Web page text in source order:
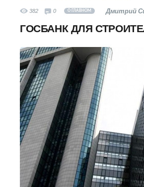
382 0 О ГЛАВНОМ Дмитрий
ГОСБАНК ДЛЯ